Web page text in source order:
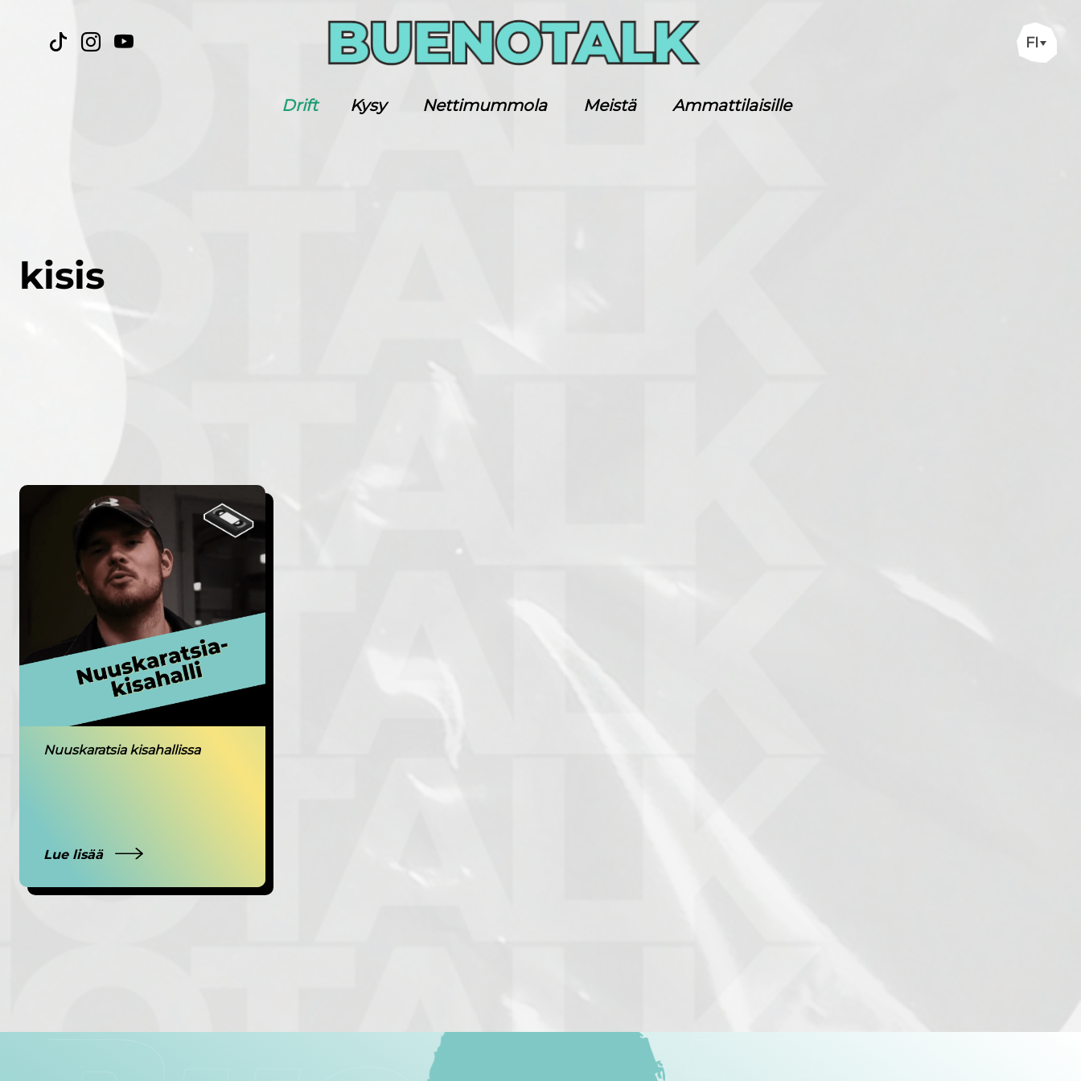
FI
Drift Kysy Nettimummola Meistä Ammattilaisille
kisis
Nuuskaratsia kisahallissa
Lue lisää